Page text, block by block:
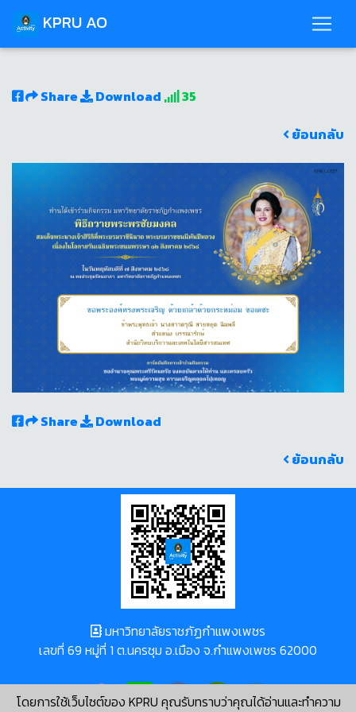
KPRU AO
Share Download
35
ย้อนกลับ
Share
Download
ย้อนกลับ
โดยการใช้เว็บไซต์ของ KPRU คุณรับทราบว่าคุณได้อ่านและทำความ
มหาวิทยาลัยราชภัฏกำแพงเพชร
เลขที่ 69 หมู่ที่ 1 ต.นครชุม อ.เมือง จ.กำแพงเพชร 62000